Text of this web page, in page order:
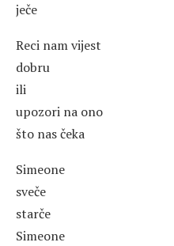
ječe
Reci nam vijest
dobru
ili
upozori na ono
što nas čeka
Simeone
sveče
starče
Simeone